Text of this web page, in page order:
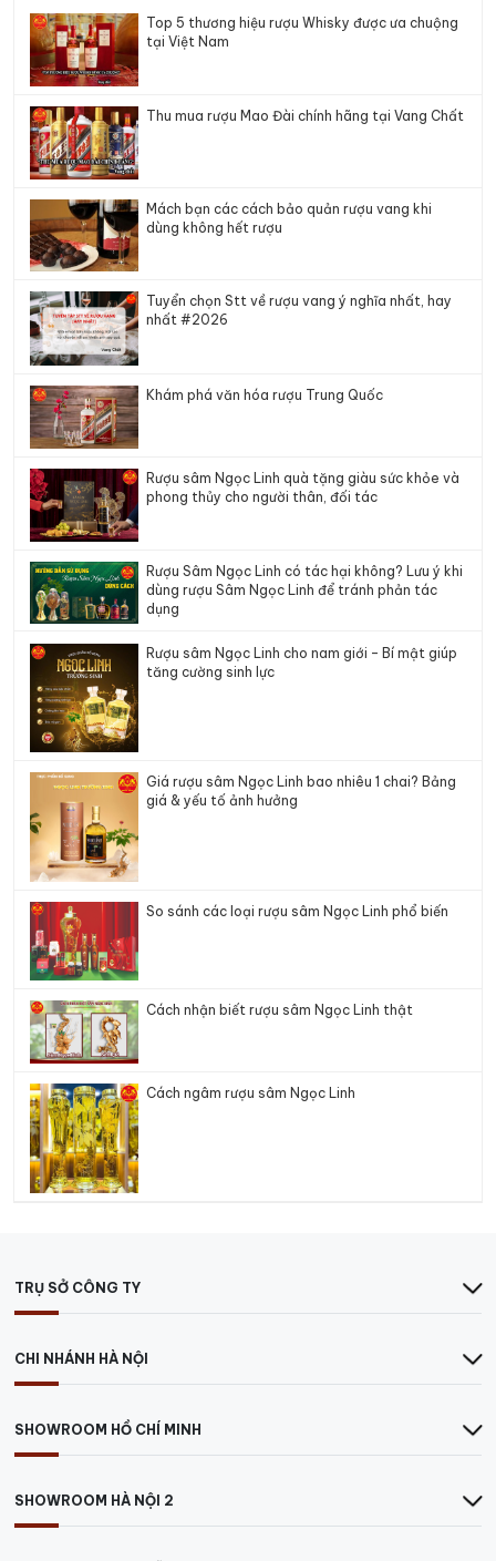
Top 5 thương hiệu rượu Whisky được ưa chuộng
tại Việt Nam
Thu mua rượu Mao Đài chính hãng tại Vang Chất
Mách bạn các cách bảo quản rượu vang khi
dùng không hết rượu
Tuyển chọn Stt về rượu vang ý nghĩa nhất, hay
nhất #2026
Khám phá văn hóa rượu Trung Quốc
Rượu sâm Ngọc Linh quà tặng giàu sức khỏe và
phong thủy cho người thân, đối tác
Rượu Sâm Ngọc Linh có tác hại không? Lưu ý khi
dùng rượu Sâm Ngọc Linh để tránh phản tác
dụng
Rượu sâm Ngọc Linh cho nam giới – Bí mật giúp
tăng cường sinh lực
Giá rượu sâm Ngọc Linh bao nhiêu 1 chai? Bảng
giá & yếu tố ảnh hưởng
So sánh các loại rượu sâm Ngọc Linh phổ biến
Cách nhận biết rượu sâm Ngọc Linh thật
Cách ngâm rượu sâm Ngọc Linh
TRỤ SỞ CÔNG TY
CHI NHÁNH HÀ NỘI
SHOWROOM HỒ CHÍ MINH
SHOWROOM HÀ NỘI 2